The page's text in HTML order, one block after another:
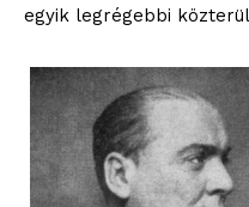
egyik legrégebbi